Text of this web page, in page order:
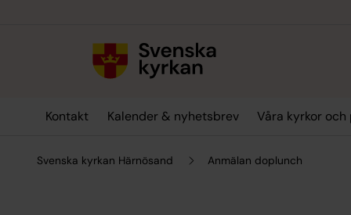
Kontakt Kalender & nyhetsbrev Våra kyrkor
Svenska kyrkan Härnösand Anmälan doplunch